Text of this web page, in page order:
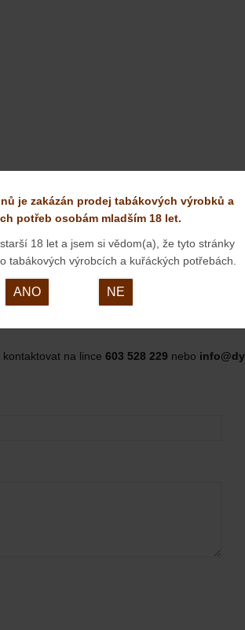
na lince 603 528 229 nebo
je zakázán prodej tabákových výrobků a
potřeb osobám mladším 18 let.
18 let a jsem si vědom(a), že tyto stránky
tabákových výrobcích a kuřáckých potřebách.
ANO NE